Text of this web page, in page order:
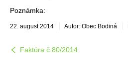
Poznámka:
22. august 2014 Autor: Obec Bodiná
Faktúra č.80/2014